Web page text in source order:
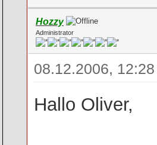
Hozzy
Administrator
08.12.2006, 12:28
Hallo Oliver,